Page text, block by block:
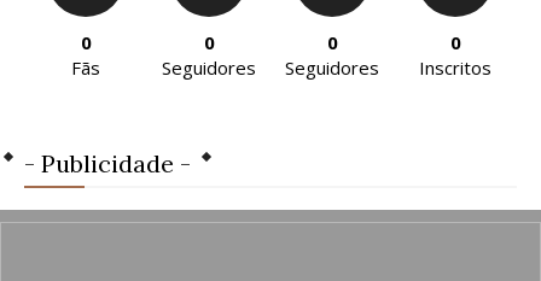
0
Fãs
0
Seguidores
0
Seguidores
0
Inscritos
- Publicidade -